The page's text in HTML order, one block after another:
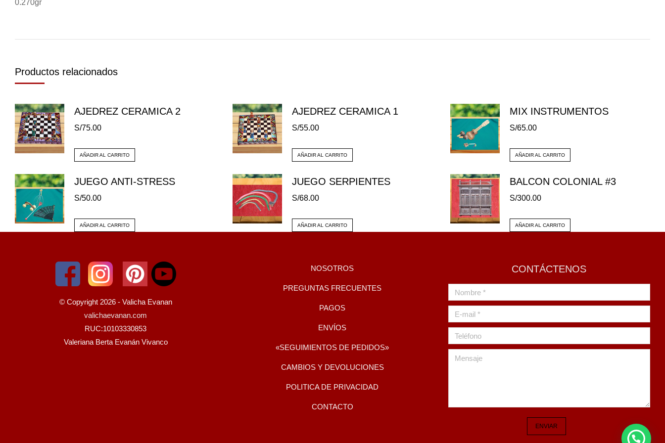
0.270gr
Productos relacionados
AJEDREZ CERAMICA 2
S/75.00
AÑADIR AL CARRITO
AJEDREZ CERAMICA 1
S/55.00
AÑADIR AL CARRITO
MIX INSTRUMENTOS
S/65.00
AÑADIR AL CARRITO
JUEGO ANTI-STRESS
S/50.00
AÑADIR AL CARRITO
JUEGO SERPIENTES
S/68.00
AÑADIR AL CARRITO
BALCON COLONIAL #3
S/300.00
AÑADIR AL CARRITO
© Copyright 2026 - Valicha Evanan
valichaevanan.com
RUC:10103330853
Valeriana Berta Evanán Vivanco
NOSOTROS
PREGUNTAS FRECUENTES
PAGOS
ENVÍOS
«SEGUIMIENTOS DE PEDIDOS»
CAMBIOS Y DEVOLUCIONES
POLITICA DE PRIVACIDAD
CONTACTO
CONTÁCTENOS
Nombre *
E-mail *
Teléfono
Mensaje
ENVIAR